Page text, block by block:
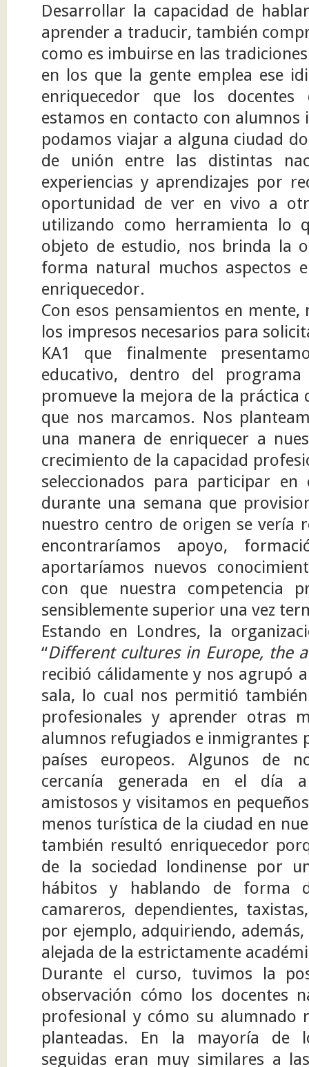
Desarrollar la capacidad de
aprender a traducir, también
como es imbuirse en las
en los que la gente emplea ese
enriquecedor que los
estamos en contacto con
podamos viajar a alguna ciudad
de unión entre las distintas
experiencias y aprendizajes por
oportunidad de ver en vivo a
utilizando como herramienta lo
objeto de estudio, nos brinda la
forma natural muchos aspectos
enriquecedor.
Con esos pensamientos en
los impresos necesarios para
KA1 que finalmente
educativo, dentro del
promueve la mejora de la práctica
que nos marcamos. Nos
una manera de enriquecer a
crecimiento de la capacidad
seleccionados para participar
durante una semana que
nuestro centro de origen se vería
encontraríamos apoyo,
aportaríamos nuevos
con que nuestra competencia
sensiblemente superior una vez
Estando en Londres, la
“Different cultures in Europe, the
recibió cálidamente y nos agrupó
sala, lo cual nos permitió
profesionales y aprender otras
alumnos refugiados e inmigrantes
países europeos. Algunos de
cercanía generada en el día
amistosos y visitamos en
menos turística de la ciudad en
también resultó enriquecedor
de la sociedad londinense por
hábitos y hablando de forma
camareros, dependientes,
por ejemplo, adquiriendo,
alejada de la estrictamente
Durante el curso, tuvimos la
observación cómo los docentes
profesional y cómo su alumnado
planteadas. En la mayoría de
seguidas eran muy similares a